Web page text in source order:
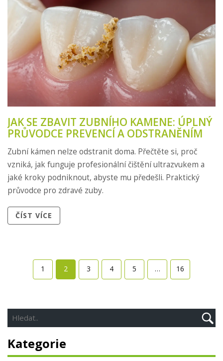
JAK SE ZBAVIT ZUBNÍHO KAMENE: ÚPLNÝ
PRŮVODCE PREVENCÍ A ODSTRANĚNÍM
Zubní kámen nelze odstranit doma. Přečtěte si, proč
vzniká, jak funguje profesionální čištění ultrazvukem a
jaké kroky podniknout, abyste mu předešli. Praktický
průvodce pro zdravé zuby.
ČÍST VÍCE
1 2 3 4 5 … 16
Kategorie